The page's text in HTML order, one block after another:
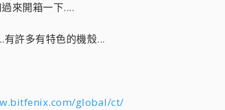
來開箱一下....
許多有特色的機殼...
global/ct/